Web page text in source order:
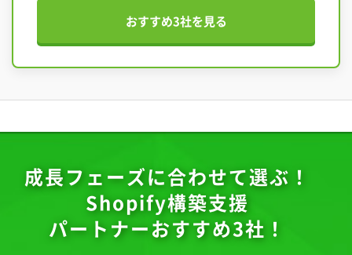
おすすめ3社を見る
成長フェーズに合わせて選ぶ！
Shopify構築支援
パートナーおすすめ3社！